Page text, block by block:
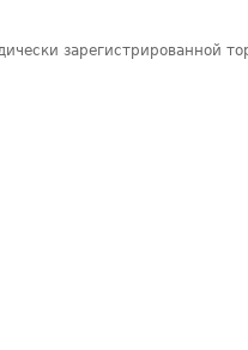
зарегистрированной